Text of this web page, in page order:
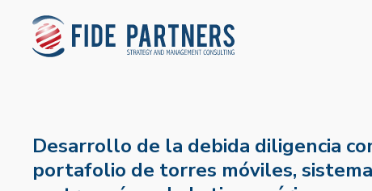
Desarrollo de la debida diligencia
portafolio de torres móviles,